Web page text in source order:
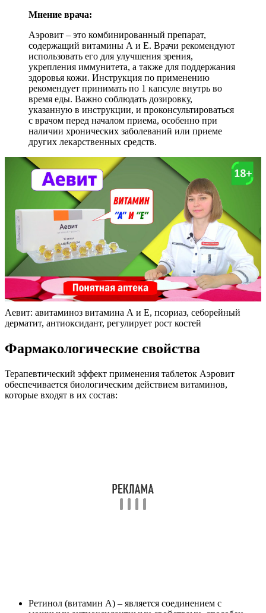
Мнение врача:
Аэровит – это комбинированный препарат,
содержащий витамины А и Е. Врачи рекомендуют
использовать его для улучшения зрения,
укрепления иммунитета, а также для поддержания
здоровья кожи. Инструкция по применению
рекомендует принимать по 1 капсуле внутрь во
время еды. Важно соблюдать дозировку,
указанную в инструкции, и проконсультироваться
с врачом перед началом приема, особенно при
наличии хронических заболеваний или приеме
других лекарственных средств.
Аевит: авитаминоз витамина А и Е, псориаз, себорейный
дерматит, антиоксидант, регулирует рост костей
Фармакологические свойства
Терапевтический эффект применения таблеток Аэровит
обеспечивается биологическим действием витаминов,
которые входят в их состав:
Ретинол (витамин А) – является соединением с